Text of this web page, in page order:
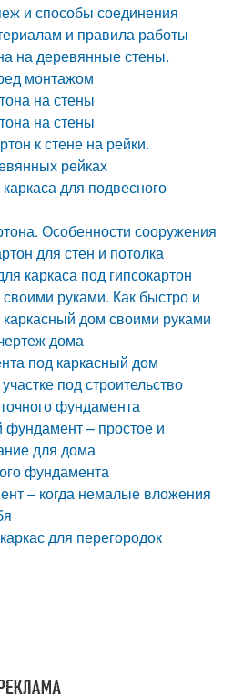
и способы соединения
и правила работы
на деревянные стены.
монтажом
на стены
на стены
к стене на рейки.
рейках
для подвесного
Особенности сооружения
для стен и потолка
каркаса под гипсокартон
руками. Как быстро и
каркасный дом своими руками
дома
под каркасный дом
под строительство
фундамента
– простое и
для дома
фундамента
– когда немалые вложения
для перегородок